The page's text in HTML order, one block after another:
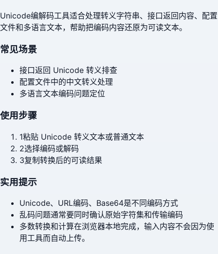
Unicode编解码工具适合处理转义字符串、接口返回内容、配置
文件和多语言文本，帮助把编码内容还原为可读文本。
常见场景
接口返回 Unicode 转义排查
配置文件中的中文转义处理
多语言文本编码问题定位
使用步骤
1粘贴 Unicode 转义文本或普通文本
2选择编码或解码
3复制转换后的可读结果
实用提示
Unicode、URL编码、Base64是不同编码方式
乱码问题通常要同时确认原始字符集和传输编码
多数转换和计算在浏览器本地完成，输入内容不会因为使
用工具而自动上传。